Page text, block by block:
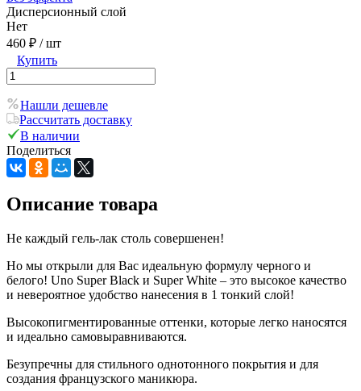
Дисперсионный слой
Нет
460 ₽ / шт
Купить
Нашли дешевле
Рассчитать доставку
В наличии
Поделиться
Описание товара
Не каждый гель-лак столь совершенен!
Но мы открыли для Вас идеальную формулу черного и
белого! Uno Super Black и Super White – это высокое качество
и невероятное удобство нанесения в 1 тонкий слой!
Высокопигментированные оттенки, которые легко наносятся
и идеально самовыравниваются.
Безупречны для стильного однотонного покрытия и для
создания французского маникюра.